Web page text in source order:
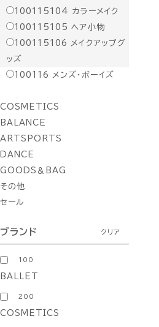
100115104
カラーメイク
100115105 ヘア小物
100115106
メイクアップグ
ッズ
100116
メンズ・ボーイズ
COSMETICS
BALANCE
ARTSPORTS
DANCE
GOODS＆BAG
その他
セール
ブランド クリア
100
BALLET
200
COSMETICS